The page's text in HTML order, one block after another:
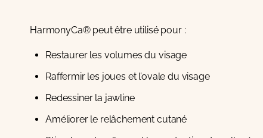
HarmonyCa® peut être utilisé pour :
Restaurer les volumes du visage
Raffermir les joues et l’ovale du visage
Redessiner la jawline
Améliorer le relâchement cutané